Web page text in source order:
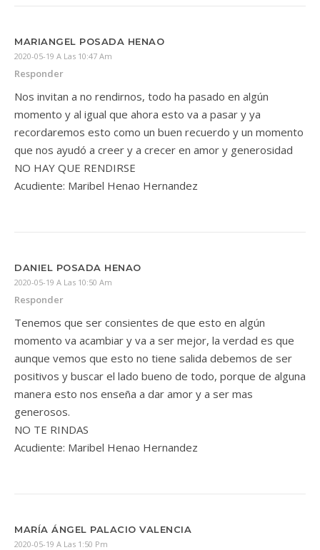
MARIANGEL POSADA HENAO
2020-05-19 A Las 10:47 Am
Responder
Nos invitan a no rendirnos, todo ha pasado en algún
momento y al igual que ahora esto va a pasar y ya
recordaremos esto como un buen recuerdo y un momento
que nos ayudó a creer y a crecer en amor y generosidad
NO HAY QUE RENDIRSE
Acudiente: Maribel Henao Hernandez
DANIEL POSADA HENAO
2020-05-19 A Las 10:50 Am
Responder
Tenemos que ser consientes de que esto en algún
momento va acambiar y va a ser mejor, la verdad es que
aunque vemos que esto no tiene salida debemos de ser
positivos y buscar el lado bueno de todo, porque de alguna
manera esto nos enseña a dar amor y a ser mas
generosos.
NO TE RINDAS
Acudiente: Maribel Henao Hernandez
MARÍA ÁNGEL PALACIO VALENCIA
2020-05-19 A Las 1:50 Pm